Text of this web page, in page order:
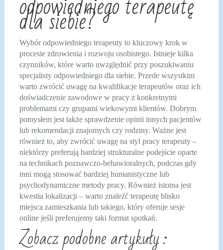
dla siebie?
Wybór odpowiedniego terapeuty to kluczowy krok w
procesie zdrowienia i rozwoju osobistego. Istnieje kilka
czynników, które warto uwzględnić przy poszukiwaniu
specjalisty odpowiedniego dla siebie. Przede wszystkim
warto zwrócić uwagę na kwalifikacje terapeutów oraz ich
doświadczenie zawodowe w pracy z konkretnymi
problemami czy grupami wiekowymi klientów. Dobrym
pomysłem jest także sprawdzenie opinii innych pacjentów
lub rekomendacji znajomych czy rodziny. Ważne jest
również to, aby zwrócić uwagę na styl pracy terapeuty –
niektórzy preferują bardziej strukturalne podejście oparte
na technikach poznawczo-behawioralnych, podczas gdy
inni mogą stosować bardziej humanistyczne lub
psychodynamiczne metody pracy. Również istotna jest
kwestia lokalizacji – warto znaleźć terapeutę blisko
miejsca zamieszkania lub takiego, który oferuje sesje
online jeśli preferujemy taki format spotkań.
Zobacz podobne artykuły :